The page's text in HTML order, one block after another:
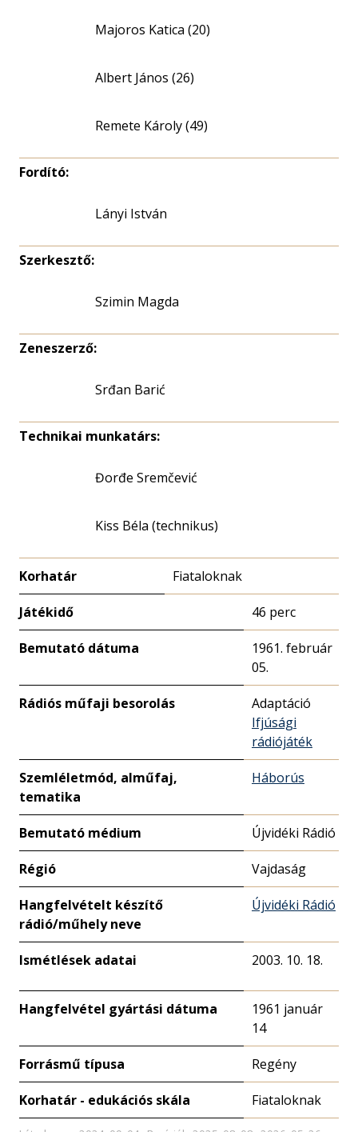
Majoros Katica (20)
Albert János (26)
Remete Károly (49)
Fordító:
Lányi István
Szerkesztő:
Szimin Magda
Zeneszerző:
Srđan Barić
Technikai munkatárs:
Đorđe Sremčević
Kiss Béla (technikus)
Korhatár Fiataloknak
Játékidő 46 perc
Bemutató dátuma
1961. február
05.
Rádiós műfaji besorolás
Adaptáció
Ifjúsági
rádiójáték
Szemléletmód, alműfaj,
tematika
Háborús
Bemutató médium Újvidéki Rádió
Régió Vajdaság
Hangfelvételt készítő
rádió/műhely neve
Újvidéki Rádió
Ismétlések adatai 2003. 10. 18.
Hangfelvétel gyártási dátuma
1961 január
14
Forrásmű típusa Regény
Korhatár - edukációs skála Fiataloknak